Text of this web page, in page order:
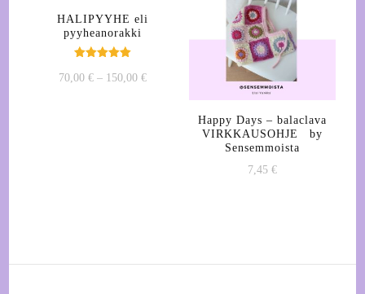
HALIPYYHE eli
pyyheanorakki
tuotteesta:
70,00€ – 150,00€Hintaluokka:
valinnat
Happy Days – balaclava
VIRKKAUSOHJE by
Sensemmoista
7,45 €